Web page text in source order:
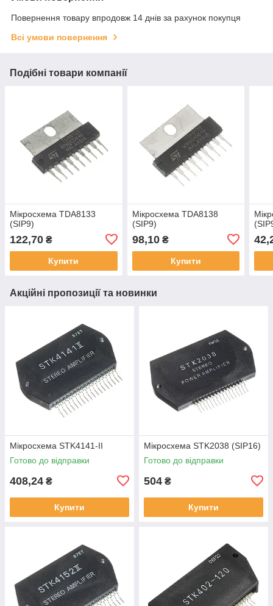
Повернення товару впродовж 14 днів за рахунок покупця
Всі умови повернення
Подібні товари компанії
Мікросхема TDA8133
(SIP9)
122,70 ₴
Купити
Мікросхема TDA8138
(SIP9)
98,10₴
Купити
Акційні пропозиції та новинки
Мікросхема STK4141-II
Готово до відправки
408,24 ₴
Купити
Мікросхема STK2038 (SIP16)
Готово до відправки
504 ₴
Купити